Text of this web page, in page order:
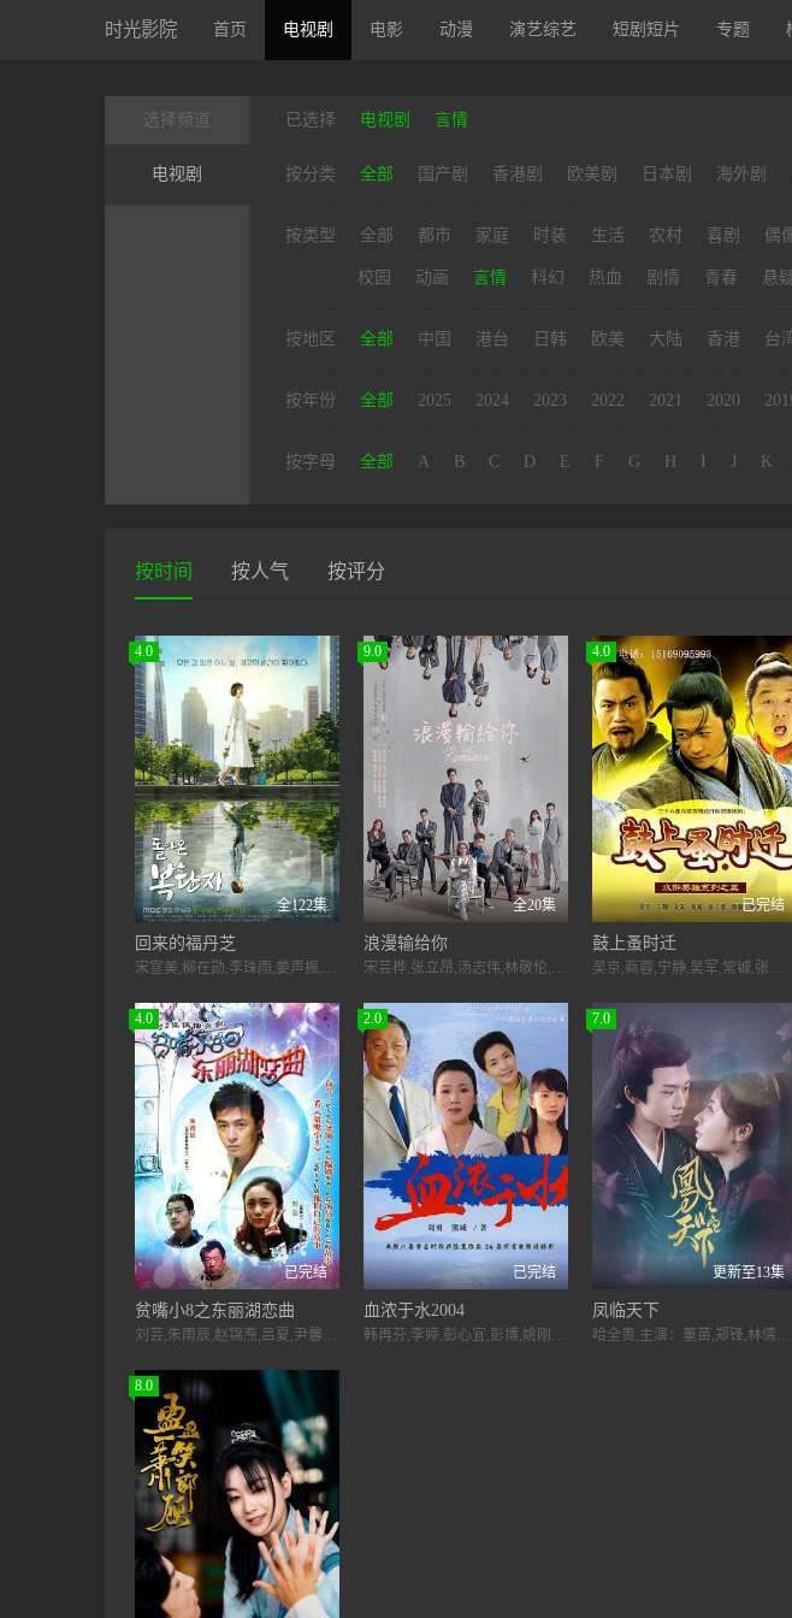
时光影院 首页 电视剧 电影 动漫 演艺综艺 短剧短片 专题
选择频道
电视剧
已选择 电视剧 言情
按分类 全部 国产剧 香港剧 欧美剧 日本剧 海外剧
按类型 全部 都市 家庭 时装 生活 农村 喜剧 偶
校园 动画 言情 科幻 热血 剧情 青春 悬
按地区 全部 中国 港台 日韩 欧美 大陆 香港 台
按年份 全部 2025 2024 2023 2022 2021 2020
按字母 全部 A B C D E F G H I J K
按时间 按人气 按评分
4.0
全122集
回来的福丹芝
宋宣美,柳在勋,李珠雨,姜声振,姜成妍,鲜于银淑,李必模,李亨哲,崔代勋,高世元,陈艺瑟,金娜云,金庆南,宋俊熙,高娜熙
9.0
全20集
浪漫输给你
宋芸桦,张立昂,汤志伟,林敬伦,蔡瑞雪,王道,李迪恩,许孟哲,连晨翔,廖奕琁,陈歆姸
4.0
已完结
鼓上蚤时迁
吴京,商蓉,宁静,吴军,常铖,张子健,杨冬,严崐,宛美嘉
4.0
已完结
贫嘴小8之东丽湖恋曲
刘芸,朱雨辰,赵锦焘,吕夏,尹馨梓,王放,高明,王丽云,鲁继先,翟万臣
2.0
已完结
血浓于水2004
韩再芬,李婷,彭心宜,彭博,姚刚,钟超,刘冠雄,曹力,王雅伦,姜华
7.0
更新至13集
凤临天下
哈全贵,主演：董苗,郑锋,林倩倩,白英伟,刘淑霖,为你推荐
8.0